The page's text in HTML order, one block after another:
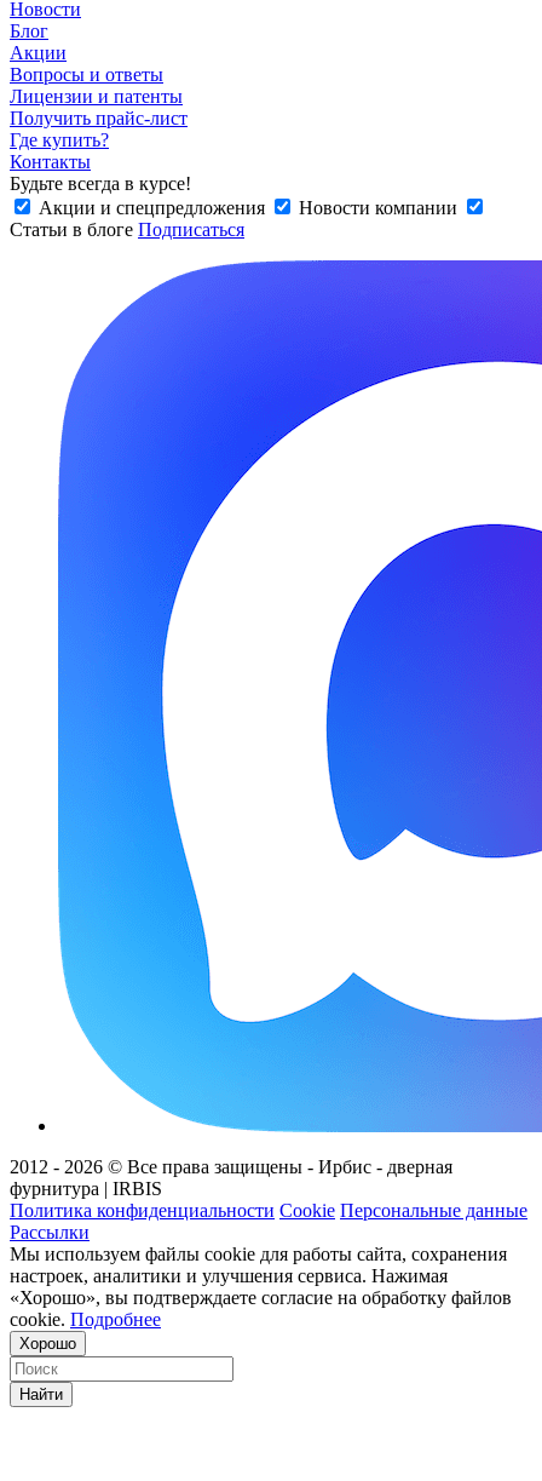
Новости
Блог
Акции
Вопросы и ответы
Лицензии и патенты
Получить прайс-лист
Где купить?
Контакты
Будьте всегда в курсе!
Акции и спецпредложения
Новости компании
Статьи в блоге Подписаться
2012 - 2026 © Все права защищены - Ирбис - дверная
фурнитура | IRBIS
Политика конфиденциальности Cookie Персональные данные
Рассылки
Мы используем файлы cookie для работы сайта, сохранения
настроек, аналитики и улучшения сервиса. Нажимая
«Хорошо», вы подтверждаете согласие на обработку файлов
cookie. Подробнее
Хорошо
Найти